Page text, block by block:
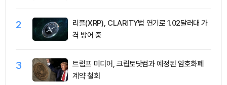
2
리플(XRP), CLARITY법 연기로 1.02달러대 가
격 방어 중
3
트럼프 미디어, 크립토닷컴과 예정된 암호화폐
계약 철회